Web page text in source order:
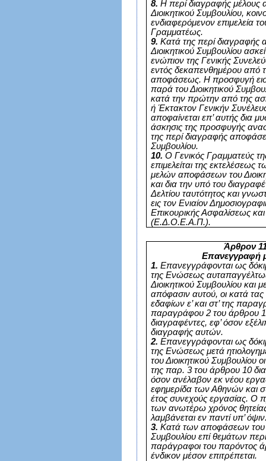
8. Η περί διαγραφής μέλους
Διοικητικού Συμβουλίου,
ενδιαφερόμενον επιμελεία
Γραμματέως.
9. Κατά της περί
Διοικητικού Συμβουλίου
ενώπιον της Γενικής
εντός δεκαπενθημέρου από
αποφάσεως. Η προσφυγή
παρά του Διοικητικού
κατά την πρώτην από της
ή Έκτακτον Γενικήν
αποφαίνεται επ’ αυτής δια
άσκησις της προσφυγής
της περί διαγραφής
Συμβουλίου.
10. Ο Γενικός Γραμματεύς
επιμελείται της εκτελέσεως
μελών αποφάσεων του
και δια την υπό του
Δελτίου ταυτότητος και
εις τον Ενιαίον
Επικουρικής Ασφαλίσεως
(Ε.Δ.Ο.Ε.Α.Π.).
Άρθρον
Επανεγγραφή
1. Επανεγγράφονται ως
της Ενώσεως
Διοικητικού Συμβουλίου και
απόφασιν αυτού, οι κατά τας
εδαφίων ε’ και στ’ της
παραγράφου 2 του άρθρου
διαγραφέντες, εφ’ όσον
διαγραφής αυτών.
2. Επανεγγράφονται ως
της Ενώσεως μετά
του Διοικητικού Συμβουλίου
της παρ. 3 του άρθρου 10
όσον ανέλαβον εκ νέου
εφημερίδα των Αθηνών και
έτος συνεχούς εργασίας. Ο
των ανωτέρω χρόνος
λαμβάνεται εν παντί υπ’
3.Κατά των αποφάσεων του
Συμβουλίου επί θεμάτων
παράγραφοι του παρόντος
ένδικον μέσον επιτρέπεται.